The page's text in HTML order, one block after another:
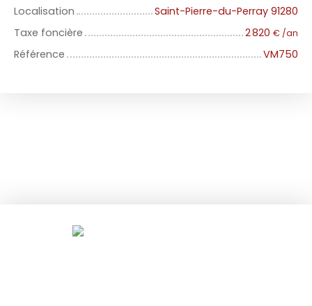
Localisation
Saint-Pierre-du-Perray 91280
Taxe foncière
2 820 € /an
Référence VM750